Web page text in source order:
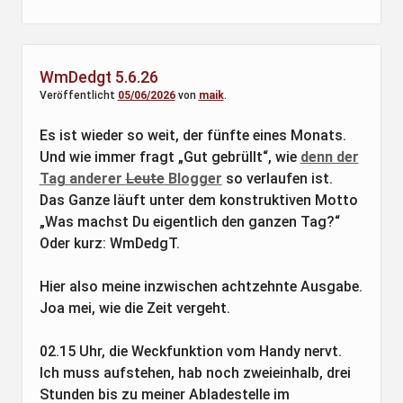
WmDedgt 5.6.26
Veröffentlicht 05/06/2026von maik.
Es ist wieder so weit, der fünfte eines Monats.
Und wie immer fragt „Gut gebrüllt“, wie denn der
Tag andererLeuteBlogger so verlaufen ist.
Das Ganze läuft unter dem konstruktiven Motto
„Was machst Du eigentlich den ganzen Tag?“
Oder kurz: WmDedgT.
Hier also meine inzwischen achtzehnte Ausgabe.
Joa mei, wie die Zeit vergeht.
02.15 Uhr, die Weckfunktion vom Handy nervt.
Ich muss aufstehen, hab noch zweieinhalb, drei
Stunden bis zu meiner Abladestelle im